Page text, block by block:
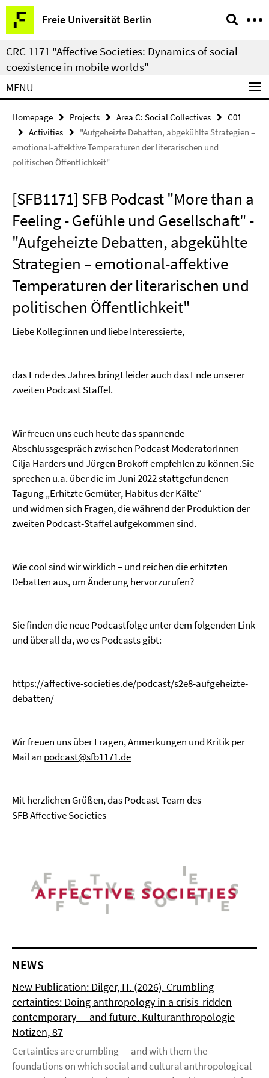
Springe
direkt
zu
Inhalt
Freie Universität Berlin
Service
Navigation
CRC 1171 "Affective Societies: Dynamics of social
coexistence in mobile worlds"
MENU
Homepage Projects Area C: Social Collectives
C01
Activities
"Aufgeheizte Debatten, abgekühlte Strategien –
emotional-affektive Temperaturen der literarischen und
politischen Öffentlichkeit"
[SFB1171] SFB Podcast "More than a
Feeling - Gefühle und Gesellschaft" -
"Aufgeheizte Debatten, abgekühlte
Strategien – emotional-affektive
Temperaturen der literarischen und
politischen Öffentlichkeit"
Liebe Kolleg:innen und liebe Interessierte,
das Ende des Jahres bringt leider auch das Ende unserer
zweiten Podcast Staffel.
Wir freuen uns euch heute das spannende
Abschlussgespräch zwischen Podcast ModeratorInnen
Cilja Harders und Jürgen Brokoff empfehlen zu können.Sie
sprechen u.a. über die im Juni 2022 stattgefundenen
Tagung „Erhitzte Gemüter, Habitus der Kälte“
und widmen sich Fragen, die während der Produktion der
zweiten Podcast-Staffel aufgekommen sind.
Wie cool sind wir wirklich – und reichen die erhitzten
Debatten aus, um Änderung hervorzurufen?
Sie finden die neue Podcastfolge unter dem folgenden Link
und überall da, wo es Podcasts gibt:
https://affective-societies.de/podcast/s2e8-aufgeheizte-
debatten/
Wir freuen uns über Fragen, Anmerkungen und Kritik per
Mail an podcast@sfb1171.de
Mit herzlichen Grüßen, das Podcast-Team des
SFB Affective Societies
NEWS
New Publication: Dilger, H. (2026). Crumbling
certainties: Doing anthropology in a crisis-ridden
contemporary — and future. Kulturanthropologie
Notizen, 87
Certainties are crumbling — and with them the
foundations on which social and cultural anthropological